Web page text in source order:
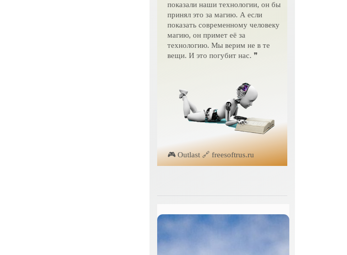
показали наши технологии, он бы
принял это за магию. А если
показать современному человеку
магию, он примет её за
технологию. Мы верим не в те
вещи. И это погубит нас. ❞
🎮 Outlast 🔗 freesoftrus.ru